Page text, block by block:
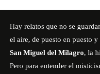
Hay relatos que no se
el aire, de puesto en puesto
San Miguel del Milagro, la
Pero para entender el